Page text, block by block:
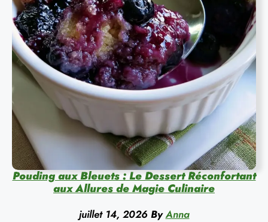
Pouding aux Bleuets : Le Dessert Réconfortant
aux Allures de Magie Culinaire
juillet 14, 2026 By Anna